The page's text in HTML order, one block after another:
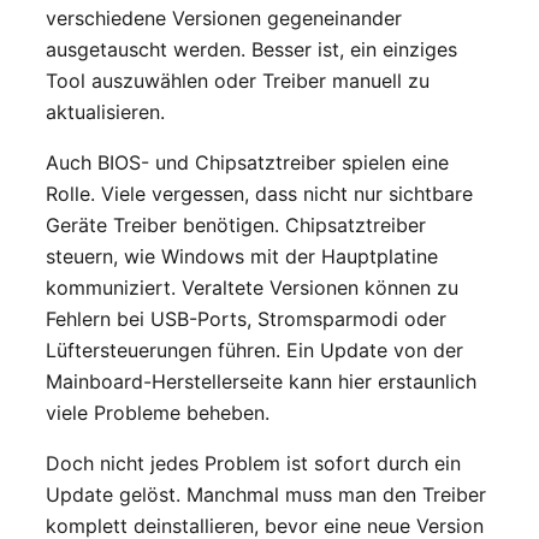
verschiedene Versionen gegeneinander
ausgetauscht werden. Besser ist, ein einziges
Tool auszuwählen oder Treiber manuell zu
aktualisieren.
Auch BIOS- und Chipsatztreiber spielen eine
Rolle. Viele vergessen, dass nicht nur sichtbare
Geräte Treiber benötigen. Chipsatztreiber
steuern, wie Windows mit der Hauptplatine
kommuniziert. Veraltete Versionen können zu
Fehlern bei USB-Ports, Stromsparmodi oder
Lüftersteuerungen führen. Ein Update von der
Mainboard-Herstellerseite kann hier erstaunlich
viele Probleme beheben.
Doch nicht jedes Problem ist sofort durch ein
Update gelöst. Manchmal muss man den Treiber
komplett deinstallieren, bevor eine neue Version